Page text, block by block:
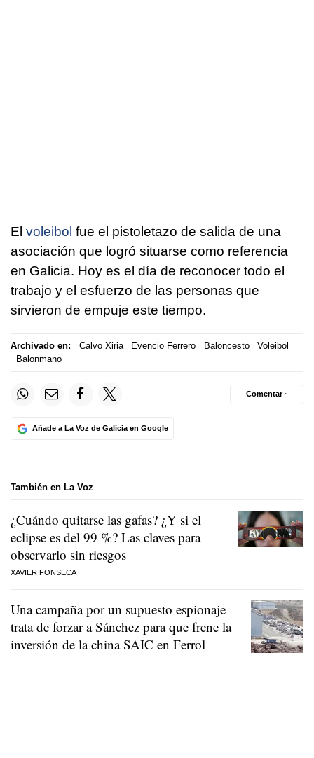
El voleibol fue el pistoletazo de salida de una
asociación que logró situarse como referencia
en Galicia. Hoy es el día de reconocer todo el
trabajo y el esfuerzo de las personas que
sirvieron de empuje este tiempo.
Archivado en: Calvo Xiria Evencio Ferrero Baloncesto
Voleibol
Balonmano
Añade a La Voz de Galicia en Google
Comentar ·
También en La Voz
¿Cuándo quitarse las gafas? ¿Y si el
eclipse es del 99 %? Las claves para
observarlo sin riesgos
XAVIER FONSECA
Una campaña por un supuesto espionaje
trata de forzar a Sánchez para que frene la
inversión de la china SAIC en Ferrol